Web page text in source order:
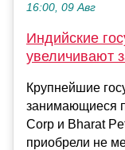
16:00, 09 Авг
Индийские
увеличивают
Крупнейшие
занимающиеся
Corp и Bharat
приобрели не